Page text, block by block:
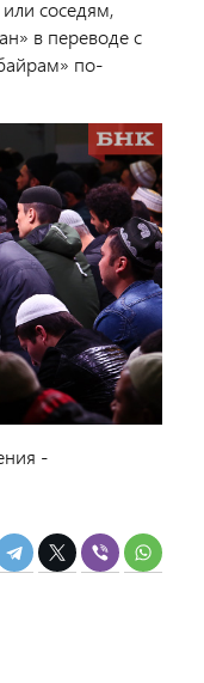
соседям,
в переводе с
по-
-